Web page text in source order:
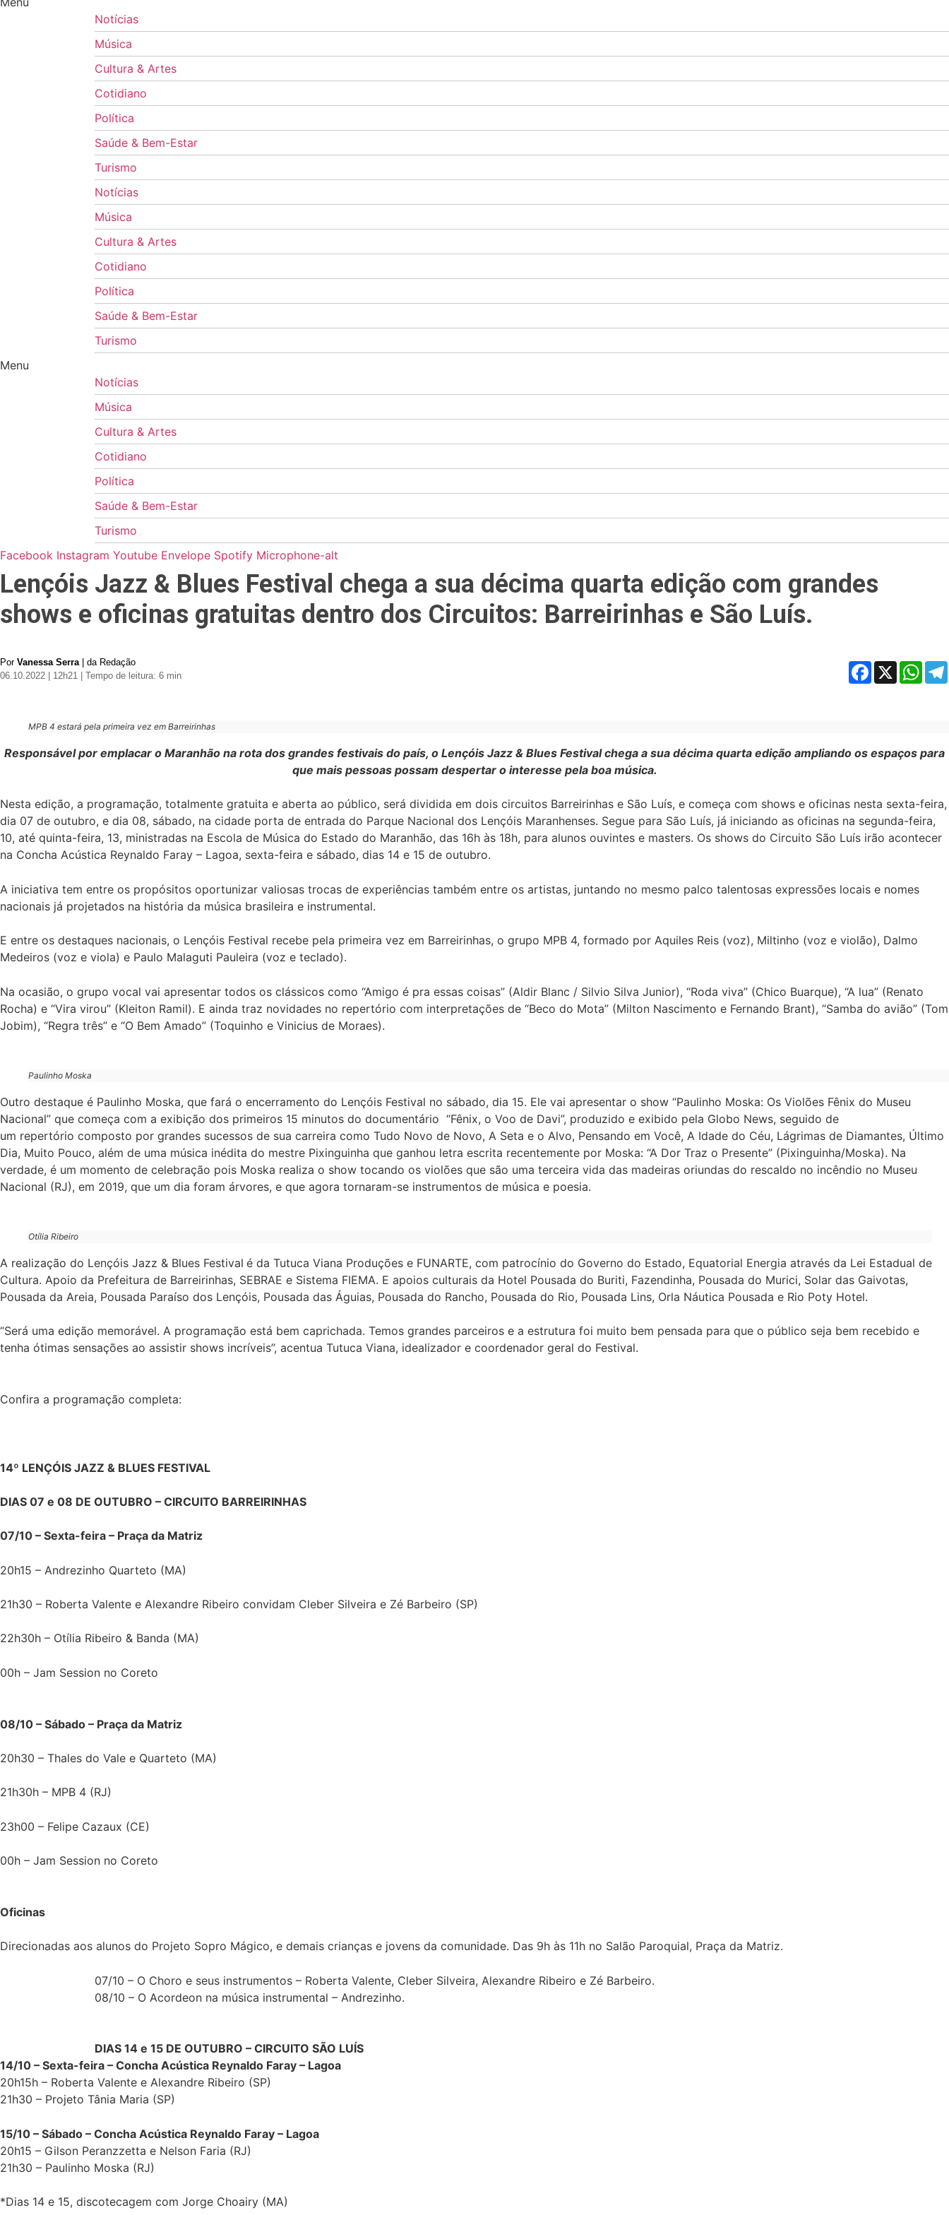
Notícias
Música
Cultura & Artes
Cotidiano
Política
Saúde & Bem-Estar
Turismo
Notícias
Música
Cultura & Artes
Cotidiano
Política
Saúde & Bem-Estar
Turismo
Menu
Notícias
Música
Cultura & Artes
Cotidiano
Política
Saúde & Bem-Estar
Turismo
Facebook Instagram Youtube Envelope Spotify Microphone-alt
Lençóis Jazz & Blues Festival chega a sua décima quarta edição com grandes
shows e oficinas gratuitas dentro dos Circuitos: Barreirinhas e São Luís.
Por Vanessa Serra| da Redação
06.10.2022 | 12h21
| Tempo de leitura: 6 min
Facebook
X
MPB 4 estará pela primeira vez em Barreirinhas
Responsável por emplacar o Maranhão na rota dos grandes festivais do país, o Lençóis Jazz & Blues Festival chega a sua décima quarta edição ampliando os espaços para
que mais pessoas possam despertar o interesse pela boa música.
Nesta edição, a programação, totalmente gratuita e aberta ao público, será dividida em dois circuitos Barreirinhas e São Luís, e começa com shows e oficinas nesta sexta-feira,
dia 07 de outubro, e dia 08, sábado, na cidade porta de entrada do Parque Nacional dos Lençóis Maranhenses. Segue para São Luís, já iniciando as oficinas na segunda-feira,
10, até quinta-feira, 13, ministradas na Escola de Música do Estado do Maranhão, das 16h às 18h, para alunos ouvintes e masters. Os shows do Circuito São Luís irão acontecer
na Concha Acústica Reynaldo Faray – Lagoa, sexta-feira e sábado, dias 14 e 15 de outubro.
A iniciativa tem entre os propósitos oportunizar valiosas trocas de experiências também entre os artistas, juntando no mesmo palco talentosas expressões locais e nomes
nacionais já projetados na história da música brasileira e instrumental.
E entre os destaques nacionais, o Lençóis Festival recebe pela primeira vez em Barreirinhas, o grupo MPB 4, formado por Aquiles Reis (voz), Miltinho (voz e violão), Dalmo
Medeiros (voz e viola) e Paulo Malaguti Pauleira (voz e teclado).
Na ocasião, o grupo vocal vai apresentar todos os clássicos como “Amigo é pra essas coisas” (Aldir Blanc / Silvio Silva Junior), “Roda viva” (Chico Buarque), “A lua” (Renato
Rocha) e “Vira virou” (Kleiton Ramil). E ainda traz novidades no repertório com interpretações de “Beco do Mota” (Milton Nascimento e Fernando Brant), “Samba do avião” (Tom
Jobim), “Regra três” e “O Bem Amado” (Toquinho e Vinicius de Moraes).
Paulinho Moska
Outro destaque é Paulinho Moska, que fará o encerramento do Lençóis Festival no sábado, dia 15. Ele vai apresentar o show “Paulinho Moska: Os Violões Fênix do Museu
Nacional” que começa com a exibição dos primeiros 15 minutos do documentário “Fênix, o Voo de Davi”, produzido e exibido pela Globo News, seguido de
um repertório composto por grandes sucessos de sua carreira como Tudo Novo de Novo, A Seta e o Alvo, Pensando em Você, A Idade do Céu, Lágrimas de Diamantes, Último
Dia, Muito Pouco, além de uma música inédita do mestre Pixinguinha que ganhou letra escrita recentemente por Moska: “A Dor Traz o Presente” (Pixinguinha/Moska). Na
verdade, é um momento de celebração pois Moska realiza o show tocando os violões que são uma terceira vida das madeiras oriundas do rescaldo no incêndio no Museu
Nacional (RJ), em 2019, que um dia foram árvores, e que agora tornaram-se instrumentos de música e poesia.
Otília Ribeiro
A realização do Lençóis Jazz & Blues Festival é da Tutuca Viana Produções e FUNARTE, com patrocínio do Governo do Estado, Equatorial Energia através da Lei Estadual de
Cultura. Apoio da Prefeitura de Barreirinhas, SEBRAE e Sistema FIEMA. E apoios culturais da Hotel Pousada do Buriti, Fazendinha, Pousada do Murici, Solar das Gaivotas,
Pousada da Areia, Pousada Paraíso dos Lençóis, Pousada das Águias, Pousada do Rancho, Pousada do Rio, Pousada Lins, Orla Náutica Pousada e Rio Poty Hotel.
“Será uma edição memorável. A programação está bem caprichada. Temos grandes parceiros e a estrutura foi muito bem pensada para que o público seja bem recebido e
tenha ótimas sensações ao assistir shows incríveis”, acentua Tutuca Viana, idealizador e coordenador geral do Festival.
Confira a programação completa:
14º LENÇÓIS JAZZ & BLUES FESTIVAL
DIAS 07 e 08 DE OUTUBRO – CIRCUITO BARREIRINHAS
07/10 – Sexta-feira – Praça da Matriz
20h15 – Andrezinho Quarteto (MA)
21h30 – Roberta Valente e Alexandre Ribeiro convidam Cleber Silveira e Zé Barbeiro (SP)
22h30h – Otília Ribeiro & Banda (MA)
00h – Jam Session no Coreto
08/10 – Sábado – Praça da Matriz
20h30 – Thales do Vale e Quarteto (MA)
21h30h – MPB 4 (RJ)
23h00 – Felipe Cazaux (CE)
00h – Jam Session no Coreto
Oficinas
Direcionadas aos alunos do Projeto Sopro Mágico, e demais crianças e jovens da comunidade. Das 9h às 11h no Salão Paroquial, Praça da Matriz.
07/10 – O Choro e seus instrumentos – Roberta Valente, Cleber Silveira, Alexandre Ribeiro e Zé Barbeiro.
08/10 – O Acordeon na música instrumental – Andrezinho.
DIAS 14 e 15 DE OUTUBRO – CIRCUITO SÃO LUÍS
14/10 – Sexta-feira – Concha Acústica Reynaldo Faray – Lagoa
20h15h – Roberta Valente e Alexandre Ribeiro (SP)
21h30 – Projeto Tânia Maria (SP)
15/10 – Sábado – Concha Acústica Reynaldo Faray – Lagoa
20h15 – Gilson Peranzzetta e Nelson Faria (RJ)
21h30 – Paulinho Moska (RJ)
*Dias 14 e 15, discotecagem com Jorge Choairy (MA)